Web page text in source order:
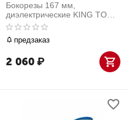
Бокорезы 167 мм,
диэлектрические KING TONY
6216-06A
предзаказ
2 060₽